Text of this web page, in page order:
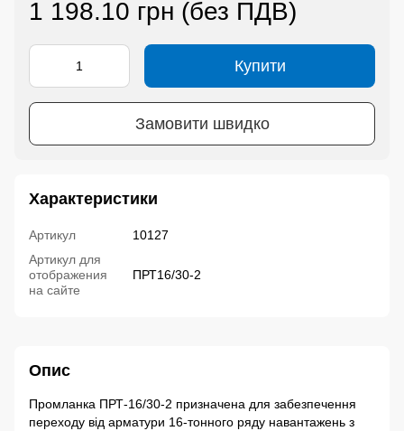
1 198.10 грн (без ПДВ)
Купити
Замовити швидко
Характеристики
Артикул
10127
Артикул для
отображения
на сайте
ПРТ16/30-2
Опис
Промланка ПРТ-16/30-2 призначена для забезпечення
переходу від арматури 16-тонного ряду навантажень з